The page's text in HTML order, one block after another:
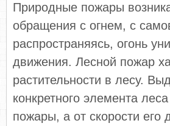
Природные пожары
обращения с огнем, с
распространяясь, огонь
движения. Лесной пожар
растительности в лесу.
конкретного элемента
пожары, а от скорости